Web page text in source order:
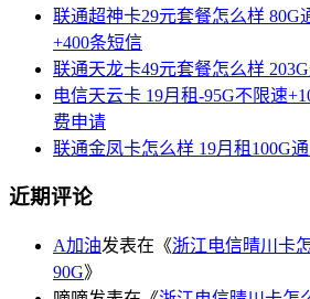
联通超神卡29元套餐怎么样 80G
+400条短信
联通天龙卡49元套餐怎么样
电信天云卡 19月租-95G不限速
费申请
联通金凤卡怎么样 19月租100G
近期评论
A加油发表在《浙江电信晴川卡
90G》